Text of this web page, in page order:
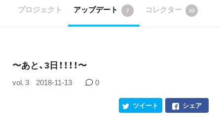
プロジェクト アップデート 7 コレクター 33
​〜あと、3日！！！！〜
vol. 3 2018-11-13 0
シェア
ツイート